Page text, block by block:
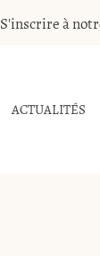
S'inscrire à
ACTUALITÉS